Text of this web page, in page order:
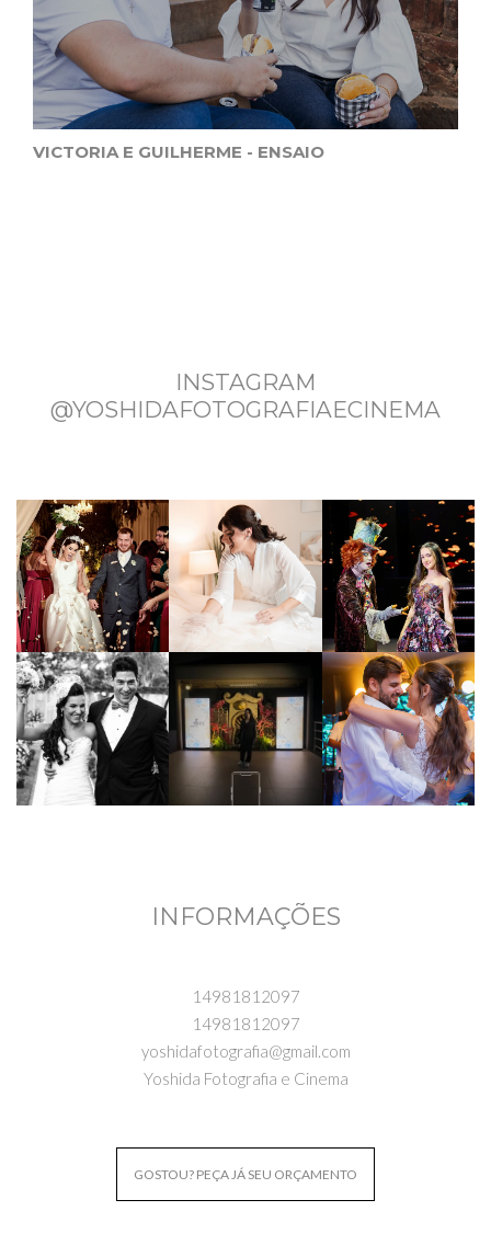
VICTORIA E GUILHERME - ENSAIO
INSTAGRAM
@YOSHIDAFOTOGRAFIAECINEMA
INFORMAÇÕES
14981812097
14981812097
yoshidafotografia@gmail.com
Yoshida Fotografia e Cinema
GOSTOU? PEÇA JÁ SEU ORÇAMENTO